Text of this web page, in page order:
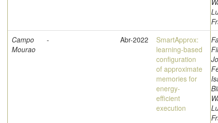
Campo
Mourao
- Abr-2022
SmartApprox:
learning-based
configuration
of approximate
memories for
energy-
efficient
execution